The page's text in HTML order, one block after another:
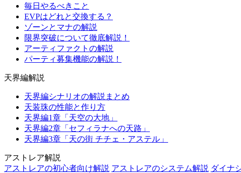
毎日やるべきこと
EVPはどれと交換する？
ゾーンとマナの解説
限界突破について徹底解説！
アーティファクトの解説
パーティ募集機能の解説！
天界編解説
天界編シナリオの解説まとめ
天装珠の性能と作り方
天界編1章「天空の大地」
天界編2章「セフィラナへの天路」
天界編3章「天の街 チチェ・アステル」
アストレア解説
アストレアの初心者向け解説 アストレアのシステム解説 ダイナ